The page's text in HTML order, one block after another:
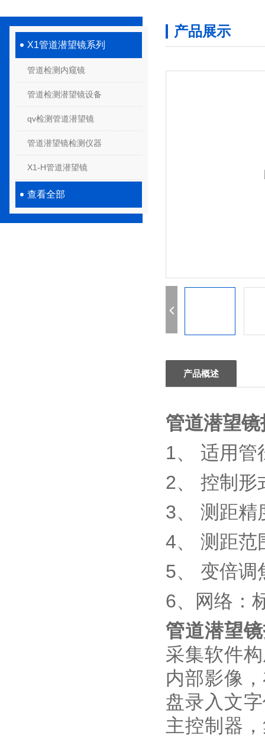
X1管道潜望镜系列
管道检测内窥镜
管道检测潜望镜设备
qv检测管道潜望镜
管道潜望镜检测仪器
X1-H管道潜望镜
查看全部
产品展示
产品概述
管道潜望镜
1、 适用管
2、 控制形
3、 测距精
4、 测距范
5、 变倍调
6、网络：
管道潜望
采集软件
内部影像
盘录入文
主控制器